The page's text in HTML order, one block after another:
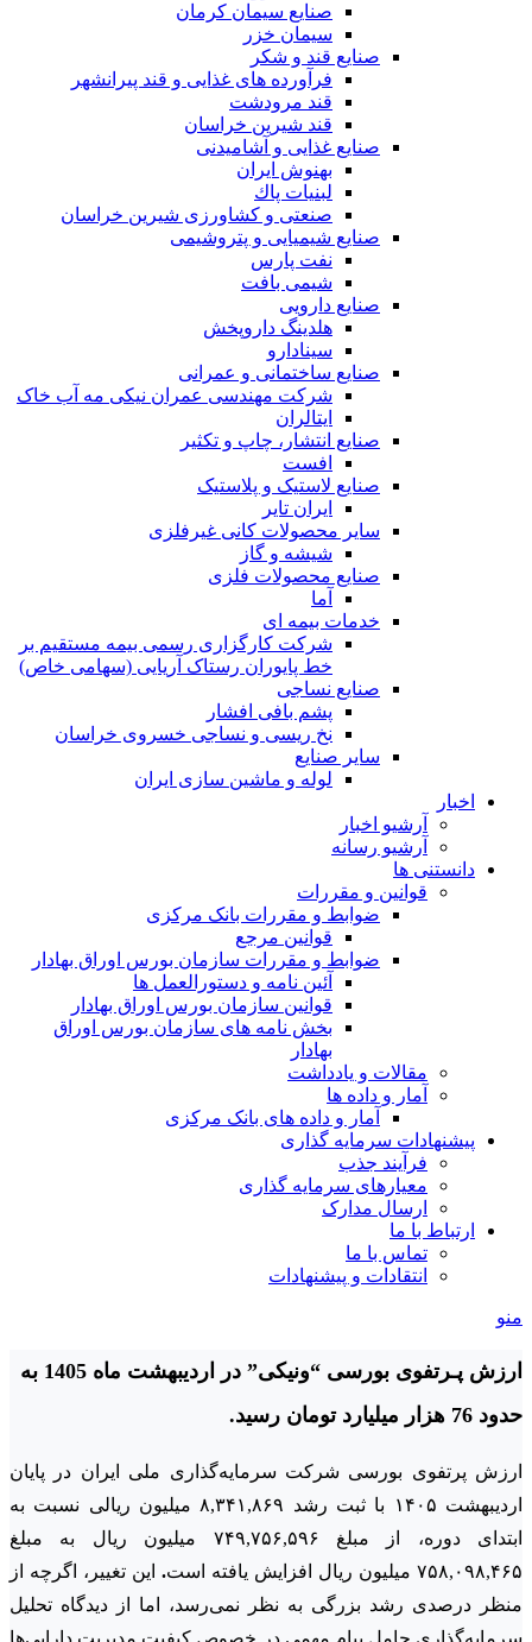
صنایع سیمان کرمان
سیمان خزر
صنایع قند و شکر
فرآورده های غذایی و قند پیرانشهر
قند مرودشت
قند شیرین خراسان
صنایع غذايی و آشاميدنی
بهنوش ایران
لبنيات پاك
صنعتی و کشاورزی شیرین خراسان
صنایع شیمیایی و پتروشیمی
نفت پارس
شیمی بافت
صنایع دارویی
هلدینگ داروپخش
سینادارو
صنایع ساختمانی و عمرانی
شرکت مهندسی عمران نیکی مه آب خاک
ایتالران
صنایع انتشار، چاپ و تکثير
افست
صنایع لاستیک و پلاستیک
ایران تایر
ساير محصولات كانی غيرفلزی
شیشه و گاز
صنایع محصولات فلزی
آما
خدمات بیمه ای
شرکت کارگزاری رسمی بیمه مستقیم بر
خط پایوران رستاک آریایی (سهامی خاص)
صنایع نساجی
پشم بافی افشار
نخ ریسی و نساجی خسروی خراسان
سایر صنایع
لوله و ماشین سازی ایران
اخبار
آرشیو اخبار
آرشیو رسانه
دانستنی ها
قوانین و مقررات
ضوابط و مقررات بانک مرکزی
قوانين مرجع
ضوابط و مقررات سازمان بورس اوراق بهادار
آئین نامه و دستورالعمل ها
قوانین سازمان بورس اوراق بهادار
بخش نامه های سازمان بورس اوراق
بهادار
مقالات و یادداشت
آمار و داده ها
آمار و داده های بانک مرکزی
پیشنهادات سرمایه گذاری
فرآیند جذب
معیارهای سرمایه گذاری
ارسال مدارک
ارتباط با ما
تماس با ما
انتقادات و پیشنهادات
منو
ارزش پـرتفوی بورسی “ونیکی” در اردیبهشت ماه 1405 به
حدود 76 هزار میلیارد تومان رسید.
ارزش پرتفوی بورسی شرکت سرمایه‌گذاری ملی ایران در پایان
اردیبهشت ۱۴۰۵ با ثبت رشد ۸,۳۴۱,۸۶۹ میلیون ریالی نسبت به
ابتدای دوره، از مبلغ ۷۴۹,۷۵۶,۵۹۶ میلیون ریال به مبلغ
۷۵۸,۰۹۸,۴۶۵ میلیون ریال افزایش یافته است
. این تغییر، اگرچه از
منظر درصدی رشد بزرگی به نظر نمی‌رسد، اما از دیدگاه تحلیل
سرمایه‌گذاری حامل پیام مهمی در خصوص کیفیت مدیریت دارایی‌ها